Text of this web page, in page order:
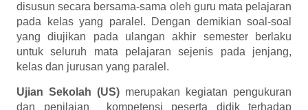
disusun secara bersama-sama oleh guru mata pelajaran
pada kelas yang paralel. Dengan demikian soal-soal
yang diujikan pada ulangan akhir semester berlaku
untuk seluruh mata pelajaran sejenis pada jenjang,
kelas dan jurusan yang paralel.
Ujian Sekolah (US) merupakan kegiatan pengukuran
dan penilaian kompetensi peserta didik terhadap